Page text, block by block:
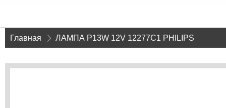
Главная » ЛАМПА P13W 12V 12277C1 PHILIPS